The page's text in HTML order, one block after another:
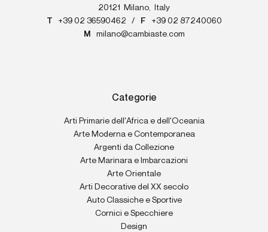
20121
Milano,
Italy
T
+39 02 36590462 / F
+39 02 87240060
M
milano@cambiaste.com
Categorie
Arti Primarie dell'Africa e dell'Oceania
Arte Moderna e Contemporanea
Argenti da Collezione
Arte Marinara e Imbarcazioni
Arte Orientale
Arti Decorative del XX secolo
Auto Classiche e Sportive
Cornici e Specchiere
Design